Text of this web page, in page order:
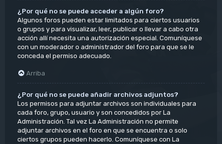
¿Por qué no se puede acceder a algún foro?
Algunos foros pueden estar limitados para ciertos usuarios
o grupos y para visualizar, leer, publicar o llevar a cabo otra
acción allí necesita una autorización especial. Comuníquese
con un moderador o administrador del foro para que se le
conceda el permiso adecuado.
Arriba
¿Por qué no se puede añadir archivos adjuntos?
Los permisos para adjuntar archivos son individuales para
cada foro, grupo, usuario y son concedidos por La
Administración. Tal vez La Administración no permite
adjuntar archivos en el foro en que se encuentra o solo
ciertos grupos pueden hacerlo. Comuníquese con La